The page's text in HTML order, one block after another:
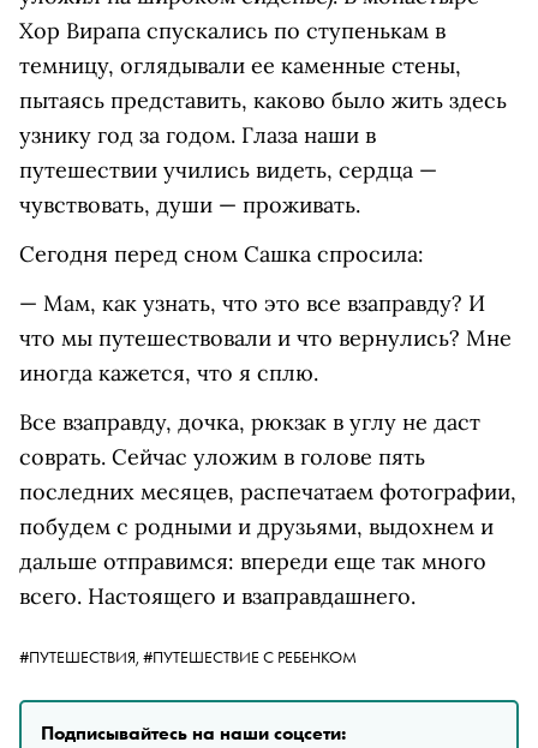
Хор Вирапа спускались по ступенькам в
темницу, оглядывали ее каменные стены,
пытаясь представить, каково было жить здесь
узнику год за годом. Глаза наши в
путешествии учились видеть, сердца —
чувствовать, души — проживать.
Сегодня перед сном Сашка спросила:
— Мам, как узнать, что это все взаправду? И
что мы путешествовали и что вернулись? Мне
иногда кажется, что я сплю.
Все взаправду, дочка, рюкзак в углу не даст
соврать. Сейчас уложим в голове пять
последних месяцев, распечатаем фотографии,
побудем с родными и друзьями, выдохнем и
дальше отправимся: впереди еще так много
всего. Настоящего и взаправдашнего.
#ПУТЕШЕСТВИЯ, #ПУТЕШЕСТВИЕ С РЕБЕНКОМ
Подписывайтесь на наши соцсети: